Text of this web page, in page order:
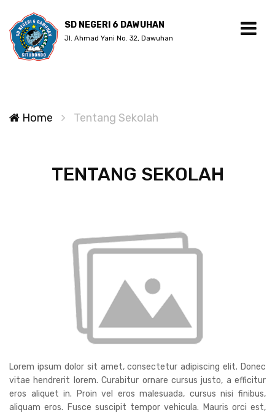
SD NEGERI 6 DAWUHAN
Jl. Ahmad Yani No. 32, Dawuhan
Home Tentang Sekolah
TENTANG SEKOLAH
Lorem ipsum dolor sit amet, consectetur adipiscing elit. Donec
vitae hendrerit lorem. Curabitur ornare cursus justo, a efficitur
eros aliquet in. Proin vel eros malesuada, cursus nisi finibus,
aliquam eros. Fusce suscipit tempor vehicula. Mauris orci est,